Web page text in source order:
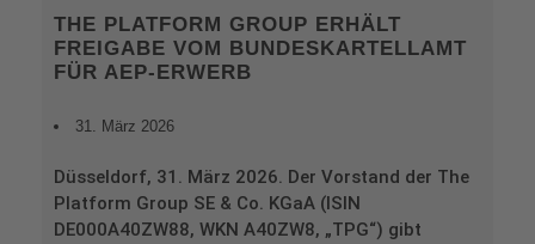
THE PLATFORM GROUP ERHÄLT
FREIGABE VOM BUNDESKARTELLAMT
FÜR AEP-ERWERB
31. März 2026
Düsseldorf, 31. März 2026. Der Vorstand der The
Platform Group SE & Co. KGaA (ISIN
DE000A40ZW88, WKN A40ZW8, „TPG“) gibt